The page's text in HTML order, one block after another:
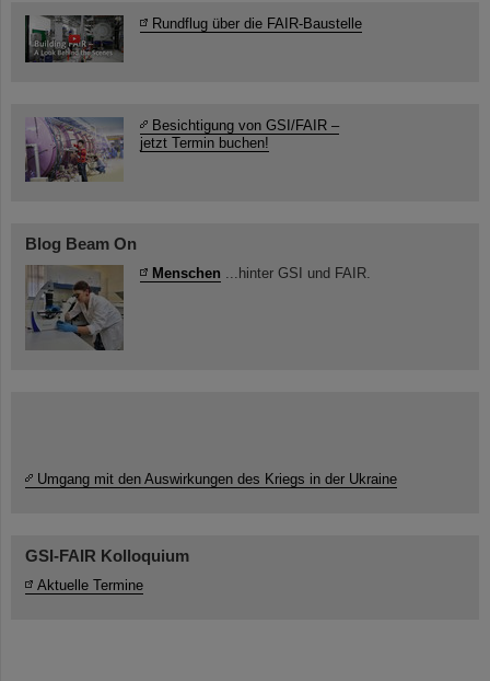
Rundflug über die FAIR-Baustelle
Besichtigung von GSI/FAIR –
jetzt Termin buchen!
Blog Beam On
Menschen ...hinter GSI und FAIR.
Umgang mit den Auswirkungen des Kriegs in der Ukraine
GSI-FAIR Kolloquium
Aktuelle Termine